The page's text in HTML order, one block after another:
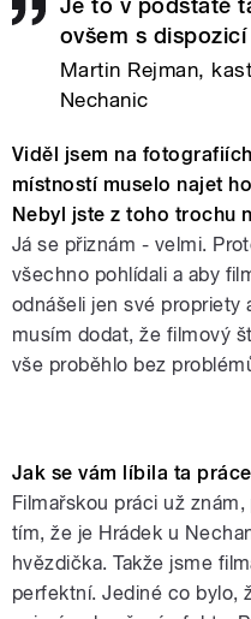
ovšem s dispozicí
Martin Rejman,
Nechanic
Viděl jsem na
místností muselo najet
Nebyl jste z toho trochu
Já se přiznám - velmi.
všechno pohlídali a aby
odnášeli jen své propriety
musím dodat, že filmový
vše proběhlo bez
pohádkové
trollů
Jak se vám líbila ta
Filmařskou práci už
tím, že je Hrádek u
hvězdička. Takže jsme
perfektní. Jediné co bylo,